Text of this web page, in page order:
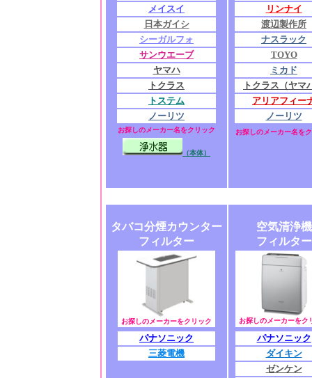
メイスイ
日本ガイシ
シーガルフォ
サンウエーブ
ヤマハ
トクラス
トステム
ノーリツ
お探しのメーカー名をクリック
（本体）
リンナイ
渡辺製作所
ナスラック
TOYO
ミカド
トクラス（ヤマ
アリアフィー
ノーリツ
お探しのメーカー名を
タバコ分煙カウンター
フィルター
お探しのメーカーをクリック
パナソニック
三菱電機
空気清浄機
フィルター
お探しのメーカーをク
パナソニック
ダイキン
ゼンケン